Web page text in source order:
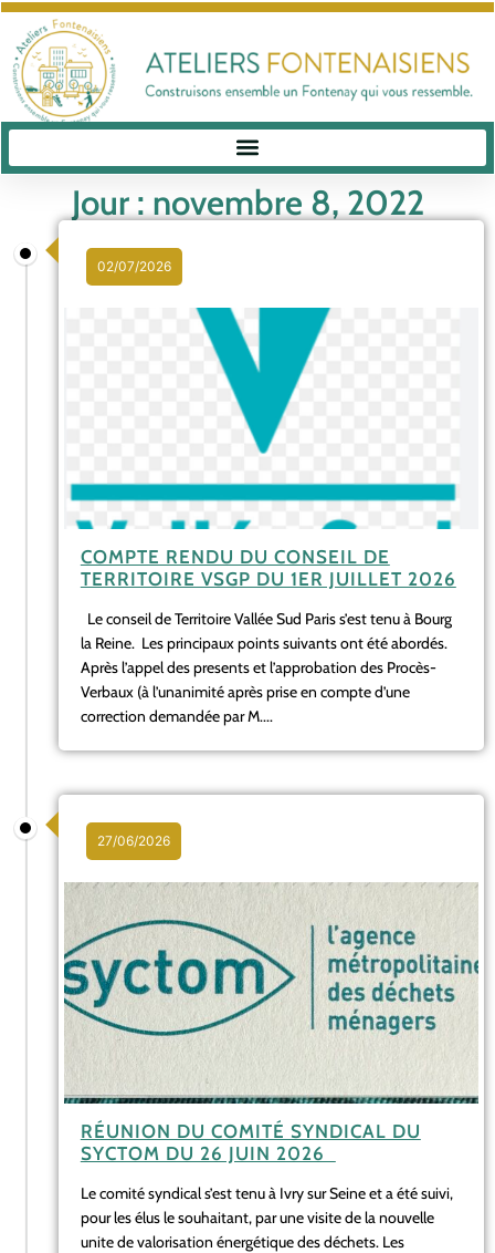
Jour : novembre 8, 2022
02/07/2026
COMPTE RENDU DU CONSEIL DE
TERRITOIRE VSGP DU 1ER JUILLET 2026
Le conseil de Territoire Vallée Sud Paris s’est tenu à Bourg
la Reine. Les principaux points suivants ont été abordés.
Après l’appel des presents et l’approbation des Procès-
Verbaux (à l’unanimité après prise en compte d’une
correction demandée par M....
27/06/2026
RÉUNION DU COMITÉ SYNDICAL DU
SYCTOM DU 26 JUIN 2026
Le comité syndical s’est tenu à Ivry sur Seine et a été suivi,
pour les élus le souhaitant, par une visite de la nouvelle
unite de valorisation énergétique des déchets. Les